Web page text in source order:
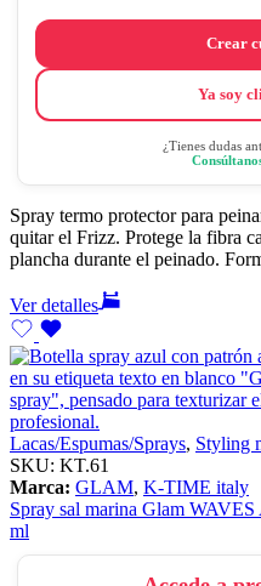
Crear
Ya soy
¿Tienes dudas
Spray termo protector para
quitar el Frizz. Protege la fibra
plancha durante el peinado.
Ver detalles
Lacas/Espumas/Sprays, Styling
SKU: KT.61
Marca: GLAM, K-TIME italy
Spray sal marina Glam
ml